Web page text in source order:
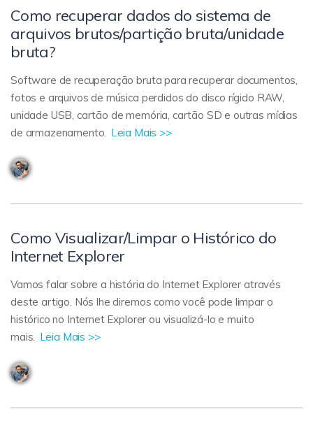
Como recuperar dados do sistema de
arquivos brutos/partição bruta/unidade
bruta?
Software de recuperação bruta para recuperar documentos,
fotos e arquivos de música perdidos do disco rígido RAW,
unidade USB, cartão de memória, cartão SD e outras mídias
de armazenamento. Leia Mais >>
Como Visualizar/Limpar o Histórico do
Internet Explorer
Vamos falar sobre a história do Internet Explorer através
deste artigo. Nós lhe diremos como você pode limpar o
histórico no Internet Explorer ou visualizá-lo e muito
mais. Leia Mais >>